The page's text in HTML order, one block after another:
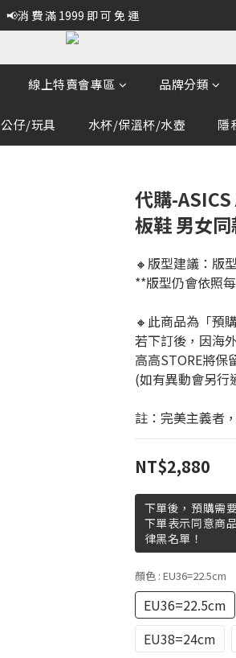
📢消 費 滿 1999 即 可 免 運
線上特賣會專區 品牌分類
公仔/玩具 水杯/保溫杯/水壺 隱
代購-
板鞋 男女
🔸版型建議：版
**版型仍會依照
🔸此商品為「預購
若下訂後，因海
高高STORE將保
(如有異動會另行
註：完美主義者
NT$2,880
下單後，預購需
下單表示同意商
律黑名單！
顏色 : EU36=22.5cm
EU36=22.5cm
EU38=24cm